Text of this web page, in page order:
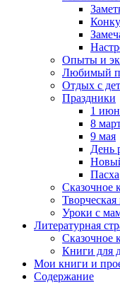
Опыты и
Любимый
Отдых с
Праздники
1
8
9 мая
День
Пасха
Сказочное
Уроки с
Литературная
Сказочное
Книги для
Мои книги и
Содержание